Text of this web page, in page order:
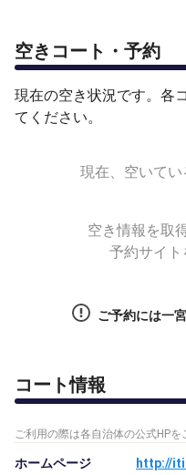
空きコート・予約
現在の空き状況です。各
てください。
現在、空いて
空き情報を取
予約サイ
ご予約には一
コート情報
ご利用の際は各自治体の公式HPを
ホームページ http://